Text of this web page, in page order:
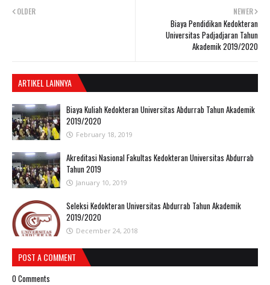
NEWER
Biaya Pendidikan Kedokteran
Universitas Padjadjaran Tahun
Akademik 2019/2020
OLDER
ARTIKEL LAINNYA
Biaya Kuliah Kedokteran Universitas Abdurrab Tahun Akademik
2019/2020
February 18, 2019
Akreditasi Nasional Fakultas Kedokteran Universitas Abdurrab
Tahun 2019
January 10, 2019
Seleksi Kedokteran Universitas Abdurrab Tahun Akademik
2019/2020
December 24, 2018
POST A COMMENT
0 Comments